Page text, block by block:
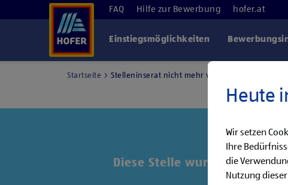
FAQ Hilfe zur Bewerbung hofer.at
Einstiegsmöglichkeiten
Startseite Stelleninserat nicht mehr verfügbar
Diese Stelle wurde leider
Heute
Wir setzen
Ihre
die
Nutzung